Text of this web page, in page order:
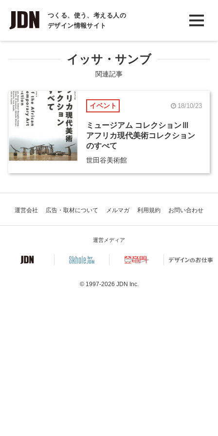
つくる、使う、考える人の
デザイン情報サイト
INTERVIEW
インタビュー
REPORT
COLUMN
コラム
イッサ・サンブ
関連記事
イベント 18/10/23
ミュージアム コレクションⅢ
アフリカ現代美術コレクション
のすべて
世田谷美術館
運営会社 広告・取材について メルマガ 利用規約 お問い合わせ
運営メディア
© 1997-2026 JDN Inc.